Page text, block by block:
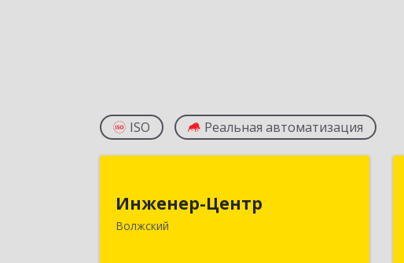
ISO Реальная автоматизация
Инженер-Центр
Волжский
404120, Волгоградская обл, Волжский
г, им генерала Карбышева ул, дом №